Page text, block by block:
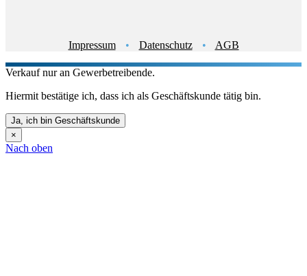
Impressum • Datenschutz • AGB
Verkauf nur an Gewerbetreibende.
Hiermit bestätige ich, dass ich als Geschäftskunde tätig bin.
Ja, ich bin Geschäftskunde
×
Nach oben